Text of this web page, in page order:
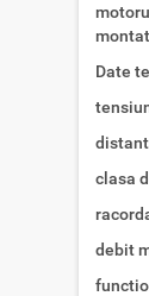
Date
clasa
debit